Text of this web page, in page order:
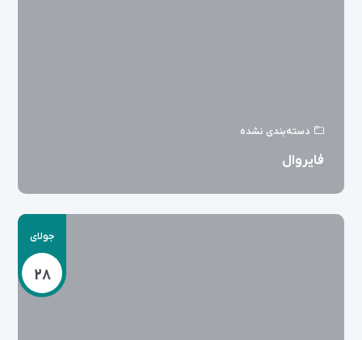
دسته‌بندی نشده
فایروال
جولای
28